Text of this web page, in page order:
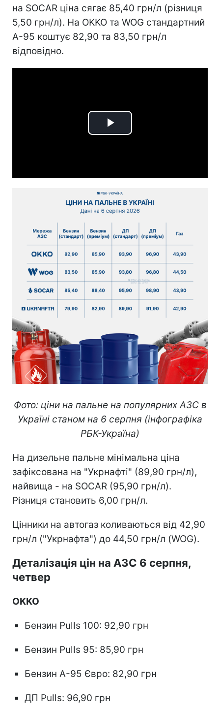
на SOCAR ціна сягає 85,40 грн/л (різниця
5,50 грн/л). На OKKO та WOG стандартний
А-95 коштує 82,90 та 83,50 грн/л
відповідно.
Play
Фото: ціни на пальне на популярних АЗС в
Україні станом на 6 серпня (інфографіка
РБК-Україна)
На дизельне пальне мінімальна ціна
зафіксована на "Укрнафті" (89,90 грн/л),
найвища - на SOCAR (95,90 грн/л).
Різниця становить 6,00 грн/л.
Цінники на автогаз коливаються від 42,90
грн/л ("Укрнафта") до 44,50 грн/л (WOG).
Деталізація цін на АЗС 6 серпня,
четвер
OKKO
Бензин Pulls 100: 92,90 грн
Бензин Pulls 95: 85,90 грн
Бензин А-95 Євро: 82,90 грн
ДП Pulls: 96,90 грн